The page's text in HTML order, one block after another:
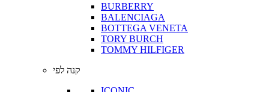
BURBERRY
BALENCIAGA
BOTTEGA VENETA
TORY BURCH
TOMMY HILFIGER
קנה לפי